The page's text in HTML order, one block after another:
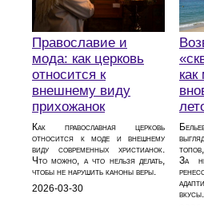
Православие и
мода: как церковь
относится к
внешнему виду
прихожанок
Как православная церковь
относится к моде и внешнему
виду современных христианок.
Что можно, а что нельзя делать,
чтобы не нарушить каноны веры.
2026-03-30
как
За
вкусы.